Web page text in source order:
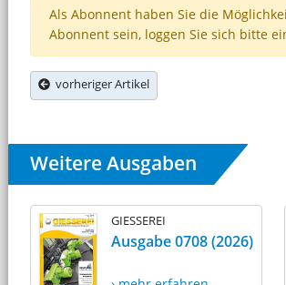
Als Abonnent haben Sie die
Abonnent sein, loggen Sie sich bitte
vorheriger Artikel
Weitere Ausgaben
GIESSEREI
Ausgabe 0708 (2026)